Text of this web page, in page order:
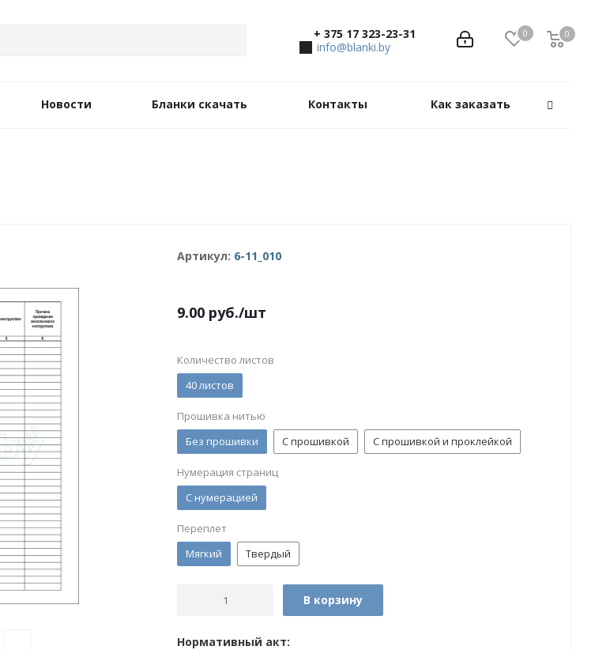
0 0
0
+ 375 17 323-23-31
info@blanki.by
Новости Бланки скачать Контакты Как заказать
Артикул: 6-11_010
9.00 руб./шт
Количество листов
40 листов
Прошивка нитью
Без прошивки
С прошивкой С прошивкой и проклейкой
Нумерация страниц
С нумерацией
Переплет
Мягкий
Твердый
В корзину
Нормативный акт: